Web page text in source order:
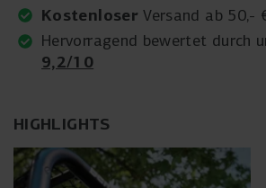
HIGHLIGHTS
KostenloserVersand ab 50,-
Hervorragend bewertet durch
9,2/10